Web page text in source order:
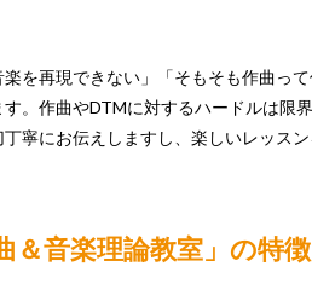
を再現できない」「そもそも作曲っ
。作曲やDTMに対するハードルは限
寧にお伝えしますし、楽しいレッス
＆音楽理論教室」の特徴